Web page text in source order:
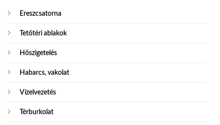
Ereszcsatorna
Tetőtéri ablakok
Hőszigetelés
Habarcs, vakolat
Vízelvezetés
Térburkolat